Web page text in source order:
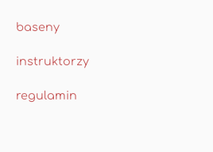
baseny
instruktorzy
regulamin